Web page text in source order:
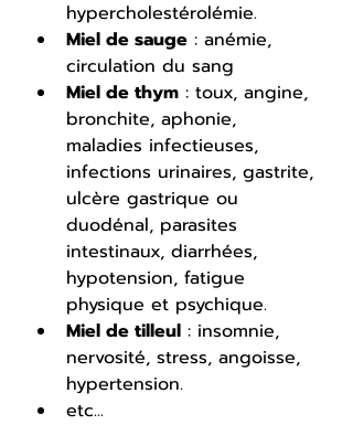
hypercholestérolémie.
Miel de sauge : anémie,
circulation du sang
Miel de thym : toux, angine,
bronchite, aphonie,
maladies infectieuses,
infections urinaires, gastrite,
ulcère gastrique ou
duodénal, parasites
intestinaux, diarrhées,
hypotension, fatigue
physique et psychique.
Miel de tilleul : insomnie,
nervosité, stress, angoisse,
hypertension.
etc...